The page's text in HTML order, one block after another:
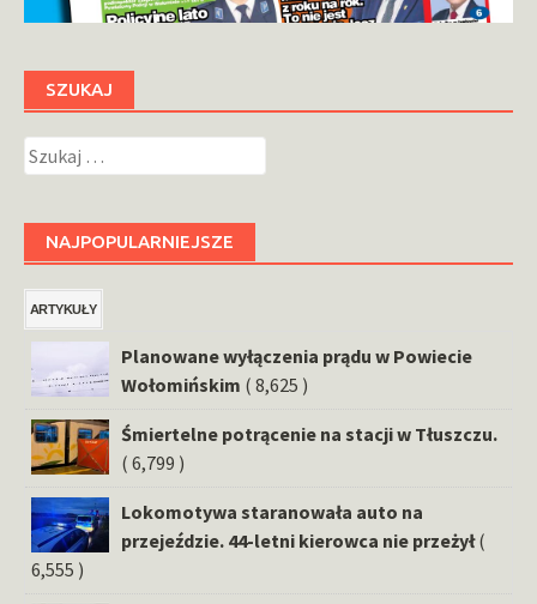
SZUKAJ
Szukaj:
NAJPOPULARNIEJSZE
ARTYKUŁY
Planowane wyłączenia prądu w Powiecie
Wołomińskim ( 8,625 )
Śmiertelne potrącenie na stacji w Tłuszczu.
( 6,799 )
Lokomotywa staranowała auto na
przejeździe. 44-letni kierowca nie przeżył (
6,555 )